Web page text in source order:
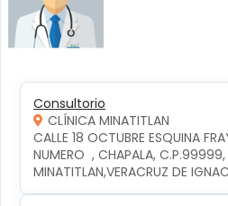
Consultorio
CLÍNICA MINATITLAN
CALLE 18 OCTUBRE ESQUINA
NUMERO  , CHAPALA,
MINATITLAN,VERACRUZ DE